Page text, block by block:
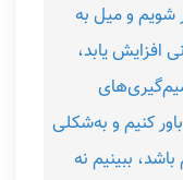
شویم و میل به
افزایش یابد،
کنیم و به‌شکلی
ببینیم نه